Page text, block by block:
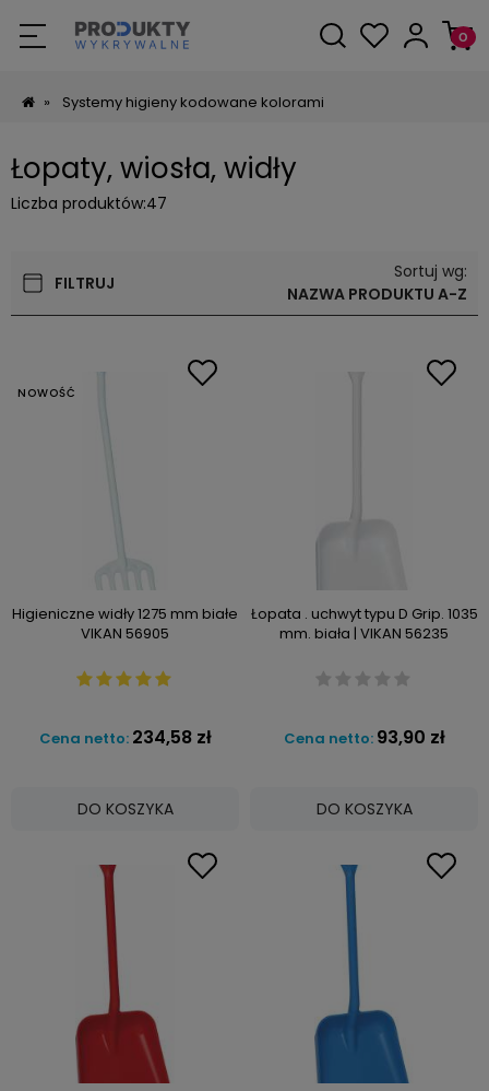
» Systemy higieny kodowane kolorami
Łopaty, wiosła, widły
Liczba produktów:47
FILTRUJ
Sortuj wg:
NAZWA PRODUKTU A-Z
Higieniczne widły 1275 mm białe
VIKAN 56905
Cena netto: 234,58 zł
DO KOSZYKA
NOWOŚĆ
Łopata . uchwyt typu D Grip. 1035
mm. biała | VIKAN 56235
Cena netto: 93,90 zł
DO KOSZYKA